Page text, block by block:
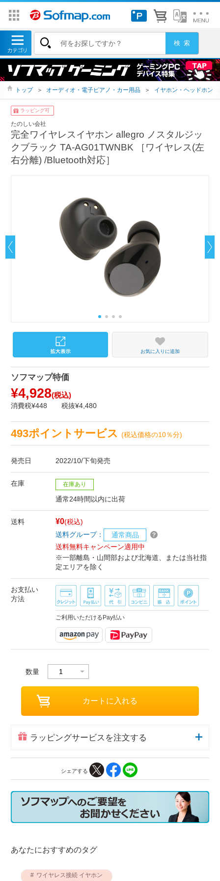
トップ ＞ オーディオ・電子ピアノ・カー用品 ＞ イヤホン・ヘッドホン
ラッピング可
たのしい会社
完全ワイヤレスイヤホン allegro ノスタルジッ
クブラック TA-AG01TWNBK ［ワイヤレス(左
右分離) /Bluetooth対応］
お気に入りに追加
ソフマップ特価
¥4,928(税込)
消費税¥448 税抜¥4,480
493ポイントサービス(税込価格の10％分)
発売日 2022/10/下旬発売
在庫 在庫あり
通常24時間以内に出荷
送料 ¥0(税込)
送料グループ：
通常商品
送料無料キャンペーン適用中
※一部離島・山間部および北海道、または当社指
定エリアを除く
お支払い
方法
ご利用いただけるPay払い
数量
ラッピングサービスを注文する
シェアする
あなたにおすすめのタグ
ワイヤレス接続 イヤホン